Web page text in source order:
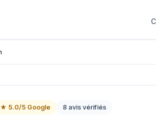
★ 5.0/5 Google 8 avis vérifiés